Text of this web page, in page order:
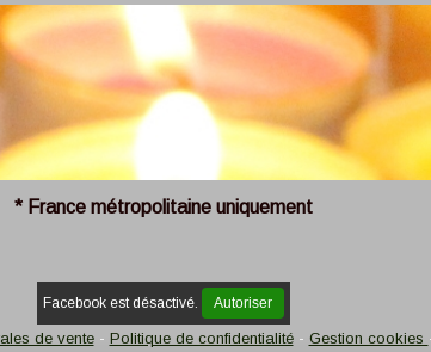
* France métropolitaine uniquement
Facebook est désactivé. Autoriser
de vente Politique de confidentialité Gestion cookies